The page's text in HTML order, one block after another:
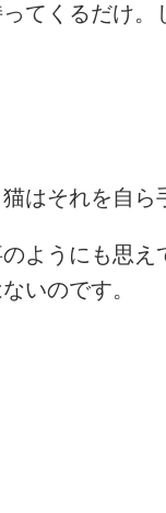
てくるだけ。
はそれを自ら
ようにも思え
いのです。